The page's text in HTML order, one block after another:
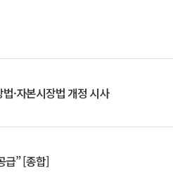
·자본시장법 개정 시사
급” [종합]